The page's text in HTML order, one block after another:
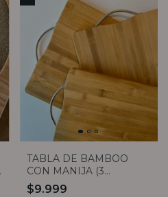
TABLA DE BAMBOO
CON MANIJA (3
MEDIDAS)
$9.999